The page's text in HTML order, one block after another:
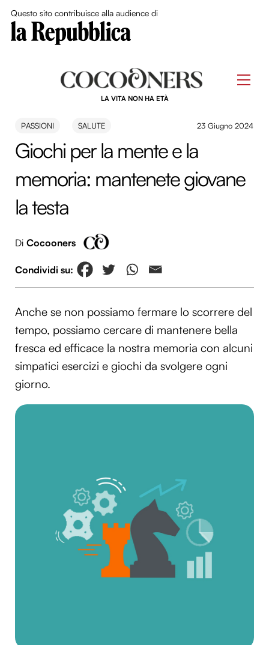
Questo sito contribuisce alla audience di
LA VITA NON HA ETÀ
PASSIONI SALUTE 23 Giugno 2024
Giochi per la mente e la
memoria: mantenete giovane
la testa
Di Cocooners
Anche se non possiamo fermare lo scorrere del
tempo, possiamo cercare di mantenere bella
fresca ed efficace la nostra memoria con alcuni
simpatici esercizi e giochi da svolgere ogni
giorno.